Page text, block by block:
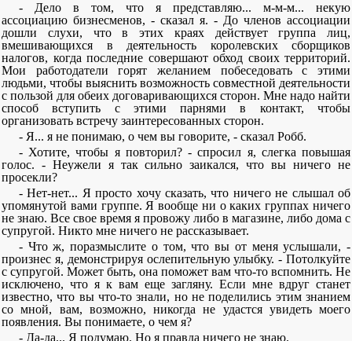
- Дело в том, что я представляю... м-м-м... некую
ассоциацию бизнесменов, - сказал я. - До членов ассоциации
дошли слухи, что в этих краях действует группа лиц,
вмешивающихся в деятельность королевских сборщиков
налогов, когда последние совершают обход своих территорий.
Мои работодатели горят желанием побеседовать с этими
людьми, чтобы выяснить возможность совместной деятельности
с пользой для обеих договаривающихся сторон. Мне надо найти
способ вступить с этими парнями в контакт, чтобы
организовать встречу заинтересованных сторон.
- Я... я не понимаю, о чем вы говорите, - сказал Робб.
- Хотите, чтобы я повторил? - спросил я, слегка повышая
голос. - Неужели я так сильно заикался, что вы ничего не
просекли?
- Нет-нет... Я просто хочу сказать, что ничего не слышал об
упомянутой вами группе. Я вообще ни о каких группах ничего
не знаю. Все свое время я провожу либо в магазине, либо дома с
супругой. Никто мне ничего не рассказывает.
- Что ж, поразмыслите о том, что вы от меня услышали, -
произнес я, демонстрируя ослепительную улыбку. - Потолкуйте
с супругой. Может быть, она поможет вам что-то вспомнить. Не
исключено, что я к вам еще загляну. Если мне вдруг станет
известно, что вы что-то знали, но не поделились этим знанием
со мной, вам, возможно, никогда не удастся увидеть моего
появления. Вы понимаете, о чем я?
- Да-да... Я подумаю. Но я правда ничего не знаю.